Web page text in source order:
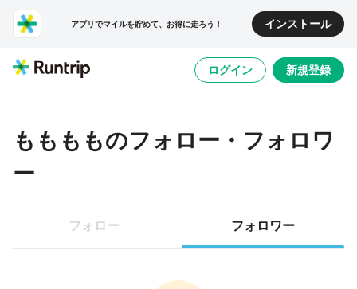
アプリでマイルを貯めて、お得に走ろう！ インストール
ログイン 新規登録
もももものフォロー・フォロワ
ー
フォロー フォロワー